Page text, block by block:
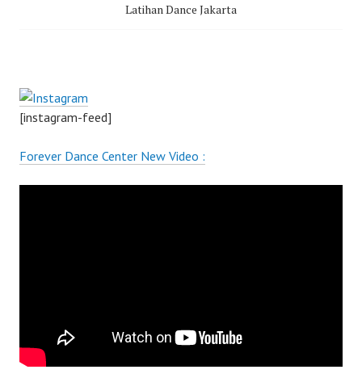
Latihan Dance Jakarta
[instagram-feed]
Forever Dance Center New Video :